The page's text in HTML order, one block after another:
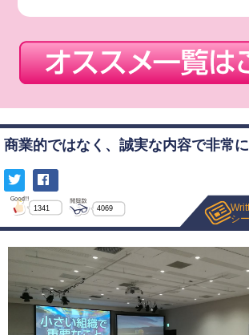
商業的ではなく、誠実な内容で非常に
1341 4069
シ